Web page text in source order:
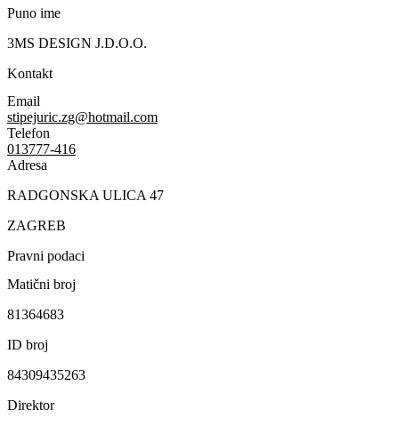
Puno ime
3MS DESIGN J.D.O.O.
Kontakt
Email
stipejuric.zg@hotmail.com
Telefon
013777-416
Adresa
RADGONSKA ULICA 47
ZAGREB
Pravni podaci
Matični broj
81364683
ID broj
84309435263
Direktor